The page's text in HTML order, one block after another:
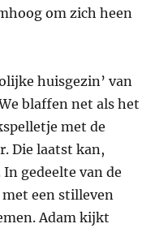
om zich heen
huisgezin’ van
blaffen net als het
met de
Die laatst kan,
gedeelte van de
een stilleven
Adam kijkt